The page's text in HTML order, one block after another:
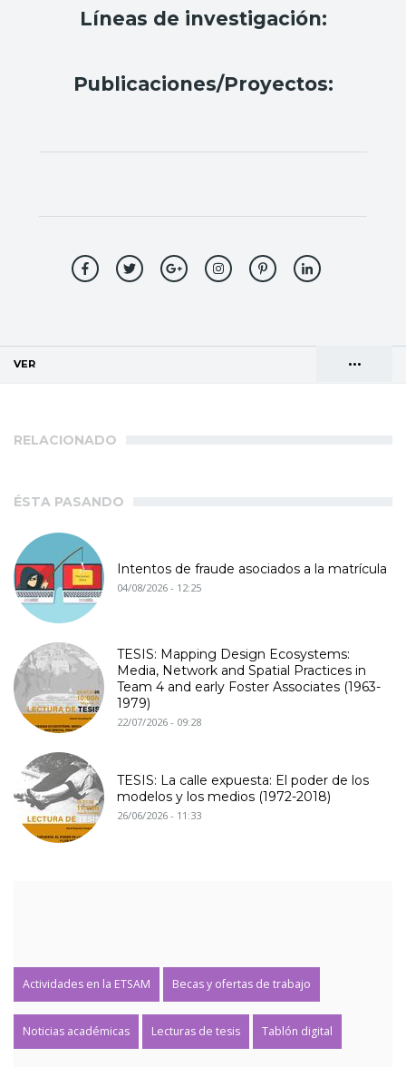
Líneas de investigación:
Publicaciones/Proyectos:
•••
VER
RELACIONADO
ÉSTA PASANDO
Intentos de fraude asociados a la matrícula
04/08/2026 - 12:25
TESIS: Mapping Design Ecosystems:
Media, Network and Spatial Practices in
Team 4 and early Foster Associates (1963-
1979)
22/07/2026 - 09:28
TESIS: La calle expuesta: El poder de los
modelos y los medios (1972-2018)
26/06/2026 - 11:33
Actividades en la ETSAM Becas y ofertas de trabajo
Noticias académicas Lecturas de tesis Tablón digital